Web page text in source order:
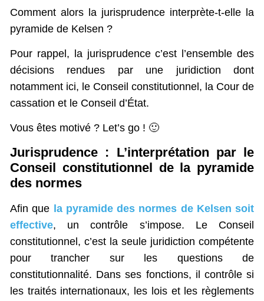
Comment alors la jurisprudence interprète-t-elle la
pyramide de Kelsen ?
Pour rappel, la jurisprudence c’est l’ensemble des
décisions rendues par une juridiction dont
notamment ici, le Conseil constitutionnel, la Cour de
cassation et le Conseil d’État.
Vous êtes motivé ? Let’s go ! 🙂
Jurisprudence : L’interprétation par le
Conseil constitutionnel de la pyramide
des normes
Afin que la pyramide des normes de Kelsen soit
effective, un contrôle s’impose. Le Conseil
constitutionnel, c’est la seule juridiction compétente
pour trancher sur les questions de
constitutionnalité. Dans ses fonctions, il contrôle si
les traités internationaux, les lois et les règlements